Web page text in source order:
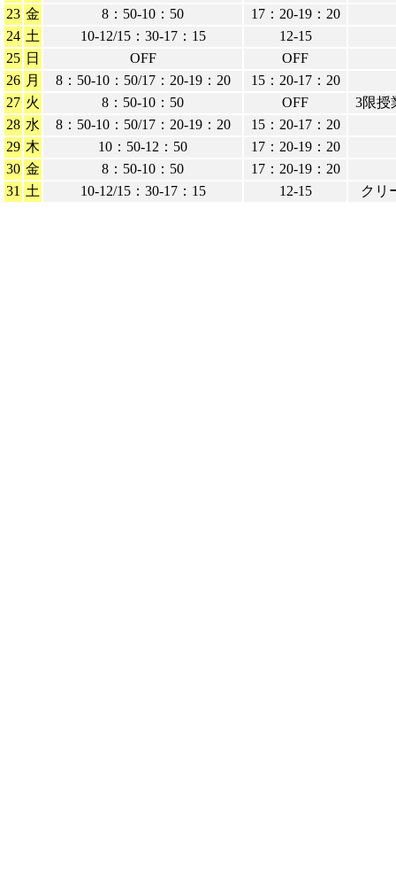
23 金 8：50-10：50
17：20-19：20
24 土 10-12/15：30-17：15
12-15
25 日 OFF
OFF
26 月 8：50-10：50/17：20-19：20
15：20-17：20
27 火 8：50-10：50 OFF
3限授
28 水 8：50-10：50/17：20-19：20
15：20-17：20
29 木 10：50-12：50
17：20-19：20
30 金 8：50-10：50
17：20-19：20
31 土 10-12/15：30-17：15 12-15 クリ